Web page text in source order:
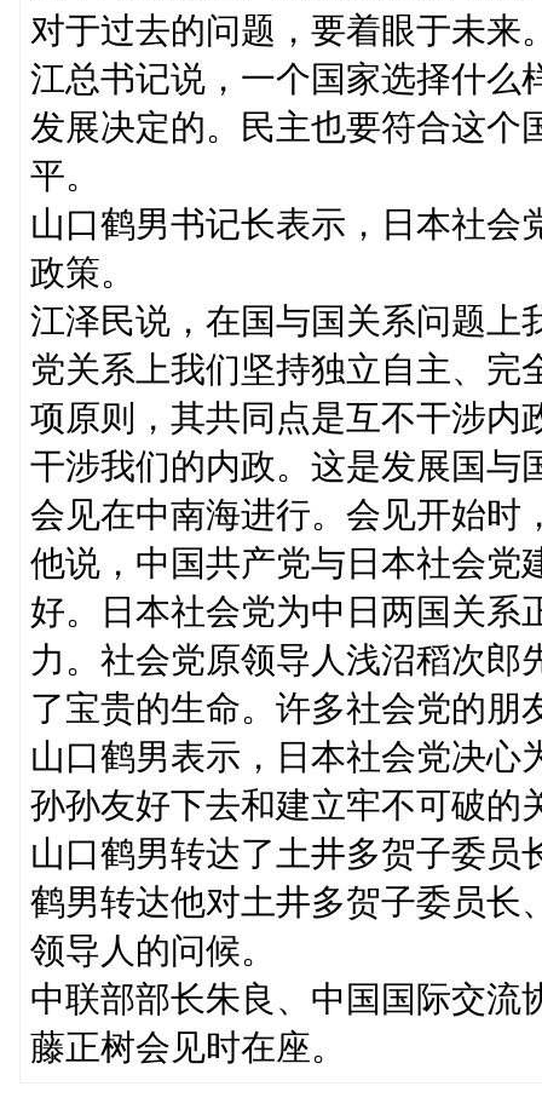
对于过去的问题，要着眼于未来
江总书记说，一个国家选择什么
发展决定的。民主也要符合这个
平。
山口鹤男书记长表示，日本社会
政策。
江泽民说，在国与国关系问题上
党关系上我们坚持独立自主、完
项原则，其共同点是互不干涉内
干涉我们的内政。这是发展国与
会见在中南海进行。会见开始时
他说，中国共产党与日本社会党
好。日本社会党为中日两国关系
力。社会党原领导人浅沼稻次郎
了宝贵的生命。许多社会党的朋
山口鹤男表示，日本社会党决心
孙孙友好下去和建立牢不可破的
山口鹤男转达了土井多贺子委员
鹤男转达他对土井多贺子委员长
领导人的问候。
中联部部长朱良、中国国际交流
藤正树会见时在座。